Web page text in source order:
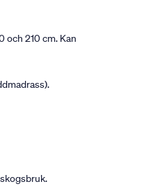
och 210 cm. Kan